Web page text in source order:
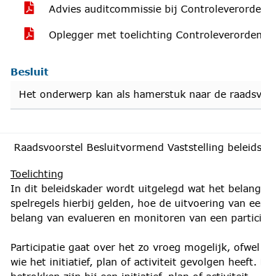
Advies auditcommissie bij
Oplegger met toelichting
Besluit
Het onderwerp kan als hamerstuk naar de
Raadsvoorstel Besluitvormend Vaststelling
Toelichting
In dit beleidskader wordt uitgelegd wat het
spelregels hierbij gelden, hoe de uitvoering van
belang van evalueren en monitoren van een
Participatie gaat over het zo vroeg mogelijk,
wie het initiatief, plan of activiteit gevolgen